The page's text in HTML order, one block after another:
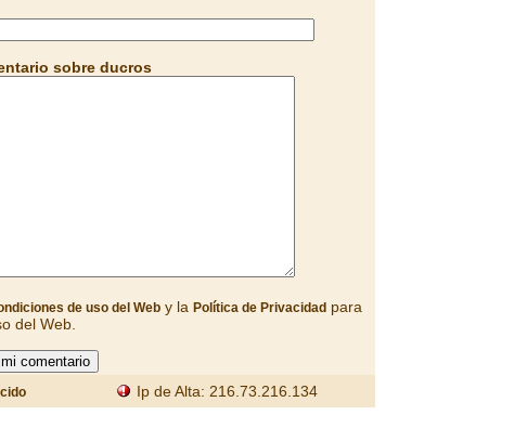
sobre ducros
de uso del Weby la Política de Privacidadpara
del Web.
Ip de Alta: 216.73.216.134